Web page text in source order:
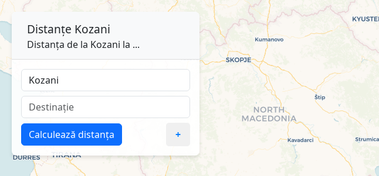
Distanțe Kozani
Distanța de la Kozani la ...
Calculează distanța +